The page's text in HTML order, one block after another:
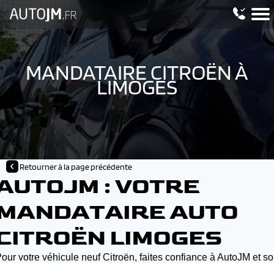
MANDATAIRE CITROËN À
LIMOGES
Retourner à la page précédente
: VOTRE
AUTO
LIMOGES
votre véhicule neuf Citroën, faites confiance à AutoJM et